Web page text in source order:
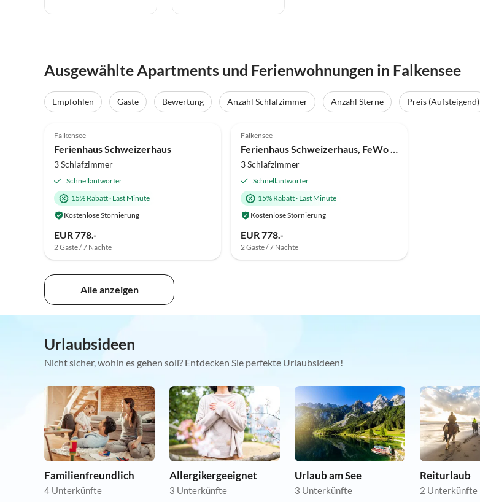
Ausgewählte Apartments und Ferienwohnungen in Falkensee
Empfohlen Gäste Bewertung Anzahl Schlafzimmer Anzahl Sterne Preis (Aufsteigend)
Top-Inserat
Falkensee
Ferienhaus Schweizerhaus
3 Schlafzimmer
Schnellantworter
15% Rabatt· Last Minute
Kostenlose Stornierung
EUR 778.-
2 Gäste / 7 Nächte
Top-Inserat
Falkensee
Ferienhaus Schweizerhaus, FeWo Luzern (Obergeschoss)
3 Schlafzimmer
Schnellantworter
15% Rabatt· Last Minute
Kostenlose Stornierung
EUR 778.-
2 Gäste / 7 Nächte
Alle anzeigen
Urlaubsideen
Nicht sicher, wohin es gehen soll? Entdecken Sie perfekte Urlaubsideen!
Familienfreundlich
4 Unterkünfte
Allergikergeeignet
3 Unterkünfte
Urlaub am See
3 Unterkünfte
Reiturlaub
2 Unterkünfte